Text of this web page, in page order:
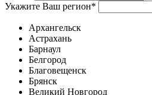
Укажите Ваш регион*
Архангельск
Астрахань
Барнаул
Белгород
Благовещенск
Брянск
Великий Новгород